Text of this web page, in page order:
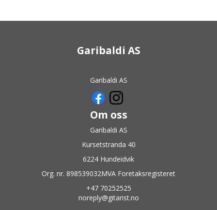
Garibaldi AS
Garibaldi AS
Om oss
Garibaldi AS
Kursetstranda 40
6224 Hundeidvik
Org. nr. 898539032MVA Foretaksregisteret
+47 70252525
noreply@gitarist.no